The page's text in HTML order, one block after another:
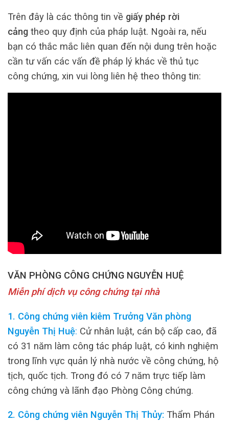
Trên đây là các thông tin về giấy phép rời
cảng theo quy định của pháp luật. Ngoài ra, nếu
bạn có thắc mắc liên quan đến nội dung trên hoặc
cần tư vấn các vấn đề pháp lý khác về thủ tục
công chứng, xin vui lòng liên hệ theo thông tin:
VĂN PHÒNG CÔNG CHỨNG NGUYỄN HUỆ
Miễn phí dịch vụ công chứng tại nhà
1. Công chứng viên kiêm Trưởng Văn phòng
Nguyễn Thị Huệ: Cử nhân luật, cán bộ cấp cao, đã
có 31 năm làm công tác pháp luật, có kinh nghiệm
trong lĩnh vực quản lý nhà nước về công chứng, hộ
tịch, quốc tịch. Trong đó có 7 năm trực tiếp làm
công chứng và lãnh đạo Phòng Công chứng.
2. Công chứng viên Nguyễn Thị Thủy: Thẩm Phán